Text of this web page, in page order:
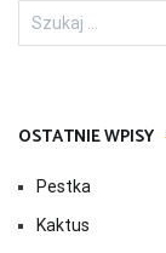
Szukaj:
OSTATNIE WPISY
Pestka
Kaktus